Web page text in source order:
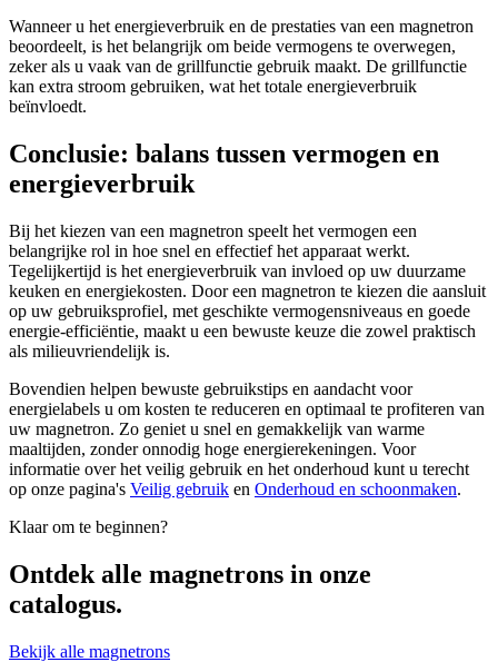
Wanneer u het energieverbruik en de prestaties van een magnetron
beoordeelt, is het belangrijk om beide vermogens te overwegen,
zeker als u vaak van de grillfunctie gebruik maakt. De grillfunctie
kan extra stroom gebruiken, wat het totale energieverbruik
beïnvloedt.
Conclusie: balans tussen vermogen en
energieverbruik
Bij het kiezen van een magnetron speelt het vermogen een
belangrijke rol in hoe snel en effectief het apparaat werkt.
Tegelijkertijd is het energieverbruik van invloed op uw duurzame
keuken en energiekosten. Door een magnetron te kiezen die aansluit
op uw gebruiksprofiel, met geschikte vermogensniveaus en goede
energie-efficiëntie, maakt u een bewuste keuze die zowel praktisch
als milieuvriendelijk is.
Bovendien helpen bewuste gebruikstips en aandacht voor
energielabels u om kosten te reduceren en optimaal te profiteren van
uw magnetron. Zo geniet u snel en gemakkelijk van warme
maaltijden, zonder onnodig hoge energierekeningen. Voor
informatie over het veilig gebruik en het onderhoud kunt u terecht
op onze pagina's Veilig gebruik en Onderhoud en schoonmaken.
Klaar om te beginnen?
Ontdek alle magnetrons in onze
catalogus.
Bekijk alle magnetrons